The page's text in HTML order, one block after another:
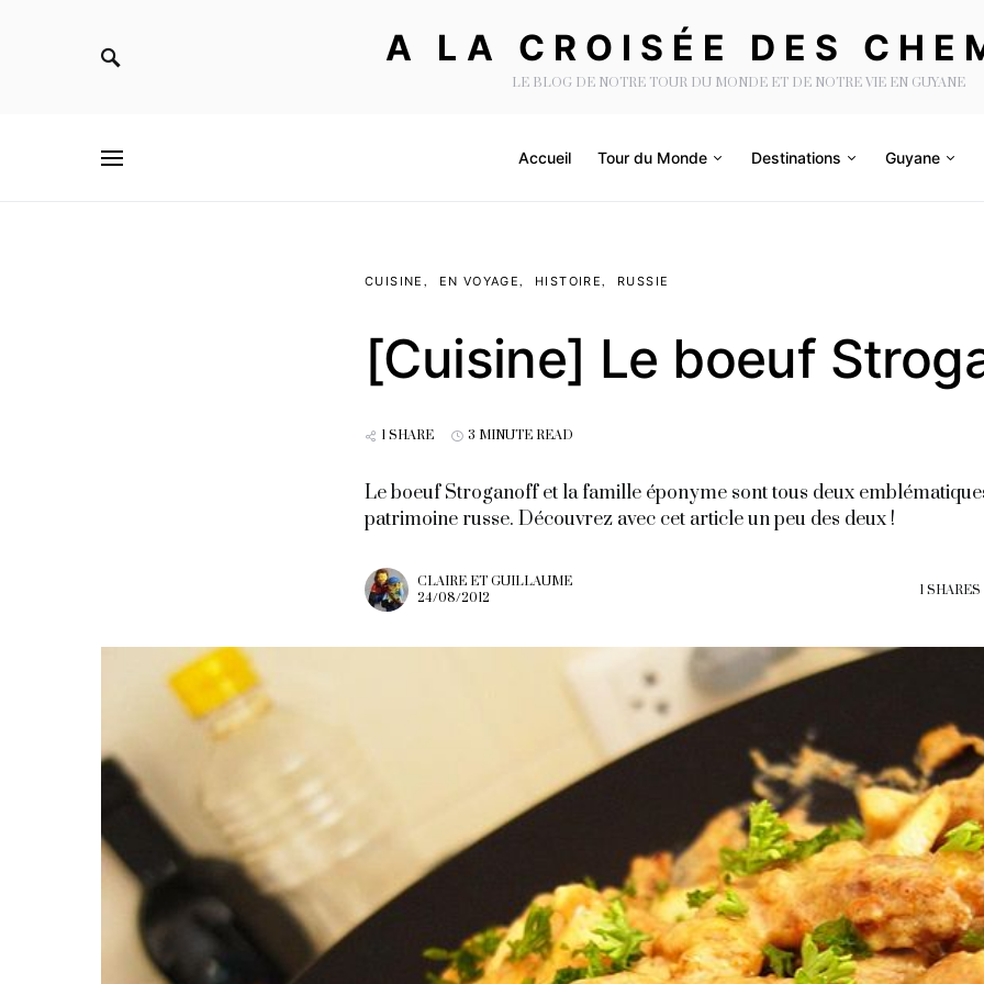
A LA CROISÉE DES
LE BLOG DE NOTRE TOUR DU MONDE ET DE NOTRE VIE EN GUYANE
Accueil Tour du Monde Destinations Guyane
CUISINE EN VOYAGE HISTOIRE RUSSIE
[Cuisine] Le boeuf
1 SHARE 3 MINUTE READ
Le boeuf Stroganoff et la famille éponyme sont tous deux
patrimoine russe. Découvrez avec cet article un peu des deux !
CLAIRE ET GUILLAUME
24/08/2012
1 SHARES